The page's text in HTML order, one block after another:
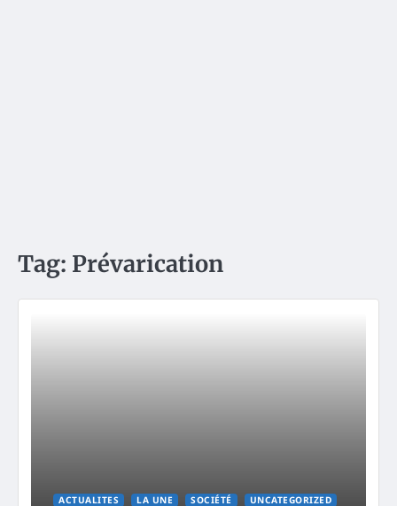
Tag: Prévarication
ACTUALITES LA UNE SOCIÉTÉ UNCATEGORIZED